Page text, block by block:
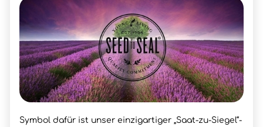
Symbol dafür ist unser einzigartiger „Saat-zu-Siegel“-